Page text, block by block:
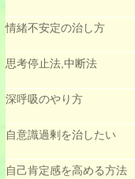
情緒不安定の治し方
思考停止法,中断法
深呼吸のやり方
自意識過剰を治したい
自己肯定感を高める方法